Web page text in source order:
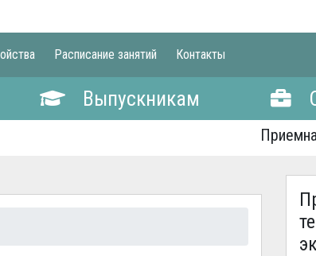
Расписание занятий Контакты
Выпускникам